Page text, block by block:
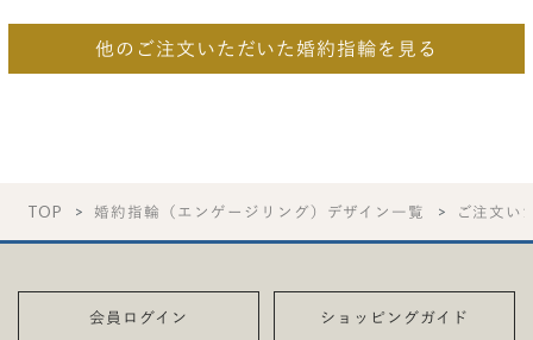
他のご注文いただいた婚約指輪を見る
TOP 婚約指輪（エンゲージリング）デザイン一覧 ご注文い
会員ログイン ショッピングガイド